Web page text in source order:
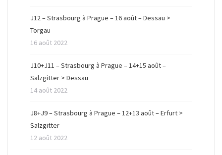
J12 – Strasbourg à Prague – 16 août – Dessau >
Torgau
16 août 2022
J10+J11 – Strasbourg à Prague – 14+15 août –
Salzgitter > Dessau
14 août 2022
J8+J9 – Strasbourg à Prague – 12+13 août – Erfurt >
Salzgitter
12 août 2022